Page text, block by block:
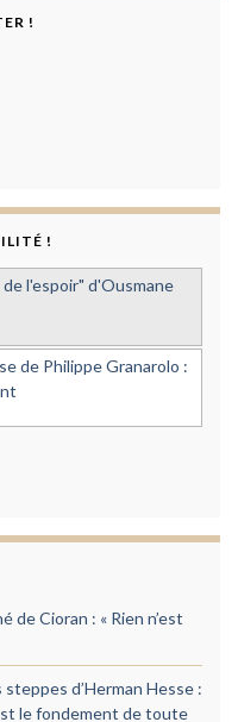
!
!
l'espoir" d'Ousmane
de Philippe Granarolo :
de Cioran : « Rien n’est
steppes d’Herman Hesse :
le fondement de toute